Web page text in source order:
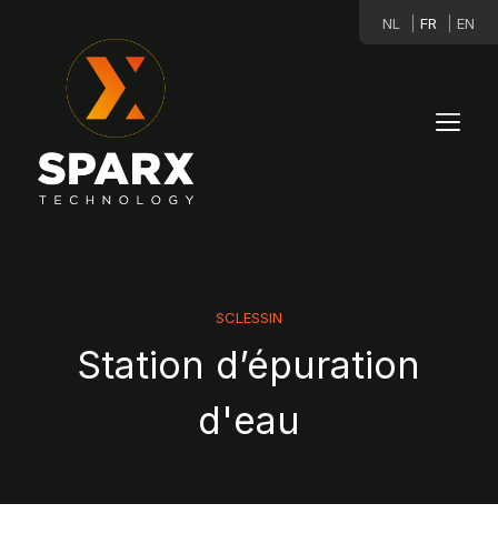
NL FR EN
SCLESSIN
Station d’épuration
d'eau